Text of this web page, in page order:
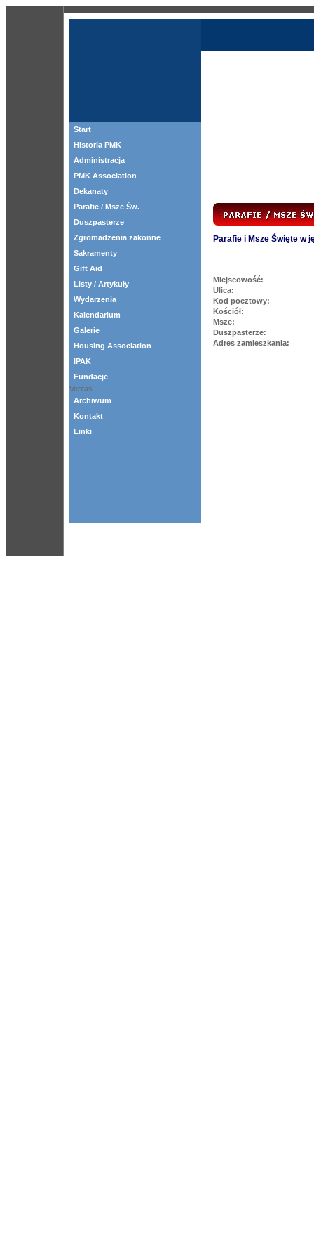
Start
Historia PMK
Administracja
PMK Association
Dekanaty
Parafie / Msze Św.
Duszpasterze
Zgromadzenia zakonne
Sakramenty
Gift Aid
Listy / Artykuły
Wydarzenia
Kalendarium
Galerie
Housing Association
IPAK
Fundacje
Veritas
Archiwum
Kontakt
Linki
Parafie i Msze Święte w
Miejscowość:
Ulica:
Kod pocztowy:
Kościół:
Msze:
Duszpasterze:
Adres zamieszkania: